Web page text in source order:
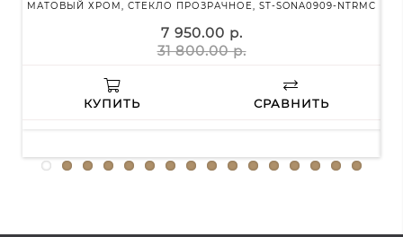
МАТОВЫЙ ХРОМ, СТЕКЛО ПРОЗРАЧНОЕ, ST-SONA0909-NTRMC
7 950.00 р.
31 800.00 р.
КУПИТЬ СРАВНИТЬ